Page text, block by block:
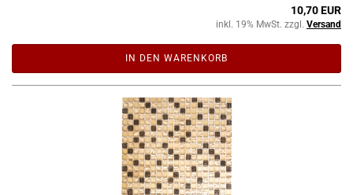
10,70 EUR
inkl. 19% MwSt. zzgl. Versand
IN DEN WARENKORB